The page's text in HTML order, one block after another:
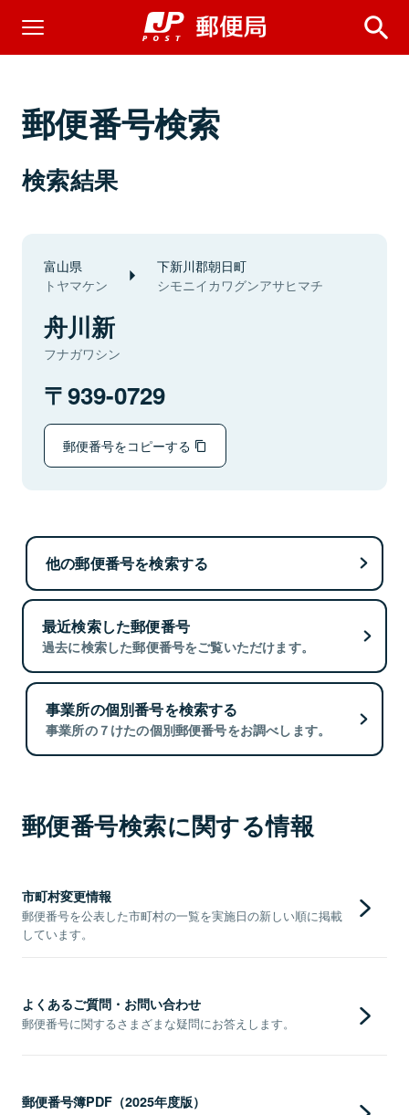
郵便番号検索
検索結果
富山県
トヤマケン
下新川郡朝日町
シモニイカワグンアサヒマチ
舟川新
フナガワシン
939-0729
郵便番号をコピーする
他の郵便番号を検索する
最近検索した郵便番号
過去に検索した郵便番号をご覧いただけます。
事業所の個別番号を検索する
事業所の７けたの個別郵便番号をお調べします。
郵便番号検索に関する情報
市町村変更情報
郵便番号を公表した市町村の一覧を実施日の新しい順に掲載
しています。
よくあるご質問・お問い合わせ
郵便番号に関するさまざまな疑問にお答えします。
郵便番号簿PDF（2025年度版）